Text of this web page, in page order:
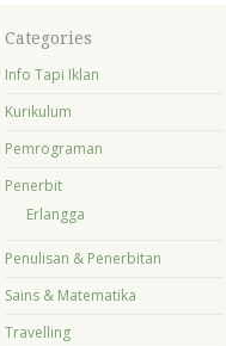
Categories
Info Tapi Iklan
Kurikulum
Pemrograman
Penerbit
Erlangga
Penulisan & Penerbitan
Sains & Matematika
Travelling